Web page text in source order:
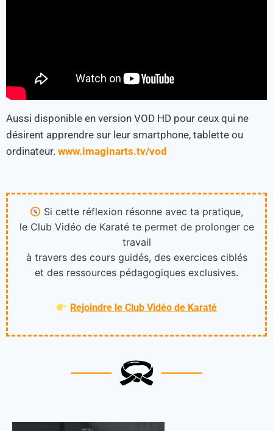
Aussi disponible en version VOD HD pour ceux qui ne
désirent apprendre sur leur smartphone, tablette ou
ordinateur. www.imaginarts.tv/vod
Si cette réflexion résonne avec ta pratique,
le Club Vidéo de Karaté te permet de prolonger ce
travail
à travers des cours guidés, des exercices ciblés
et des ressources pédagogiques exclusives.
Rejoindre le Club Vidéo de Karaté